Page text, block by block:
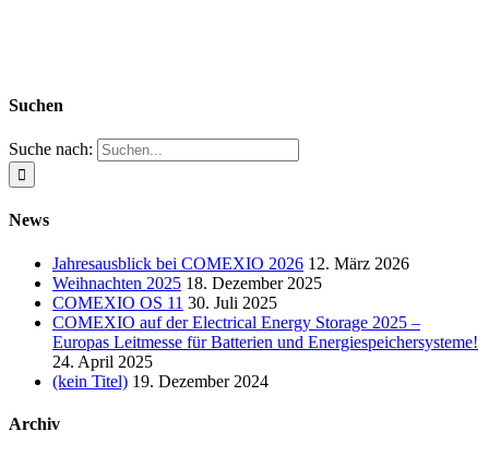
Suchen
Suche nach:
News
Jahresausblick bei COMEXIO 2026 12. März 2026
Weihnachten 2025 18. Dezember 2025
COMEXIO OS 11 30. Juli 2025
COMEXIO auf der Electrical Energy Storage 2025 –
Europas Leitmesse für Batterien und Energiespeichersysteme!
24. April 2025
(kein Titel) 19. Dezember 2024
Archiv